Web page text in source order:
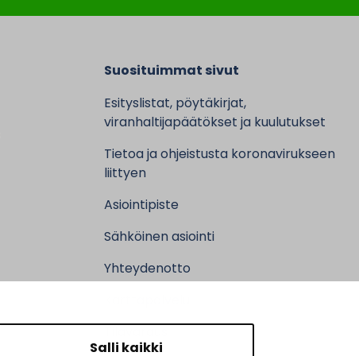
Salli kaikki
Suosituimmat sivut
Esityslistat, pöytäkirjat,
viranhaltijapäätökset ja kuulutukset
Tietoa ja ohjeistusta koronavirukseen
liittyen
Asiointipiste
Sähköinen asiointi
Yhteydenotto